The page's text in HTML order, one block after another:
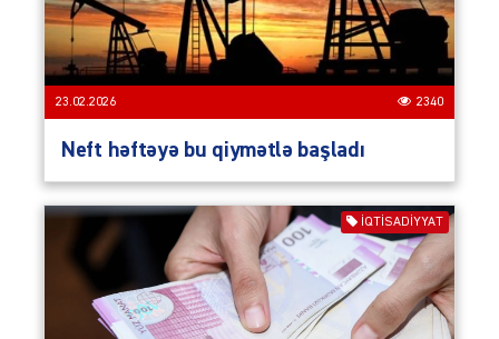
23.02.2026 2340
Neft həftəyə bu qiymətlə başladı
İQTISADIYYAT